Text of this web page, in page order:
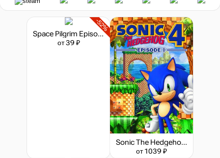
-52%
Space Pilgrim Episode IV: Sol
от 39 ₽
Sonic The Hedgehog 4: Episode I
от 1039 ₽